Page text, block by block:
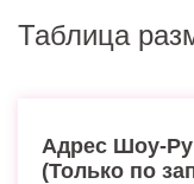
Таблица
Адрес Шоу-
(Только по